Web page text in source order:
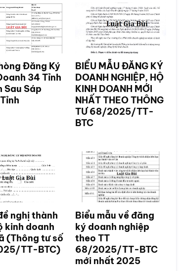
Đăng Ký
34 Tỉnh
Sau Sáp
BIỂU MẪU ĐĂNG KÝ
DOANH NGHIỆP, HỘ
KINH DOANH MỚI
NHẤT THEO THÔNG
TƯ 68/2025/TT-
BTC
nghị thành
kinh doanh
(Thông tư số
TT-BTC)
Biểu mẫu về đăng
ký doanh nghiệp
theo TT
68/2025/TT-BTC
mới nhất 2025